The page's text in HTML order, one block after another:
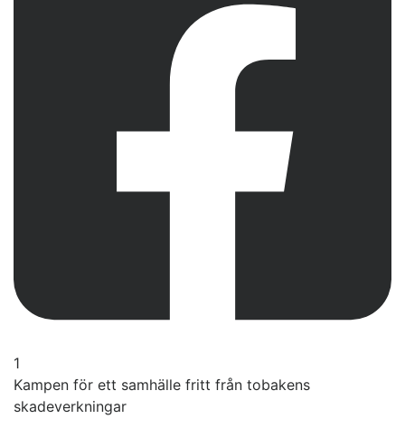
1
Kampen för ett samhälle fritt från tobakens
skadeverkningar